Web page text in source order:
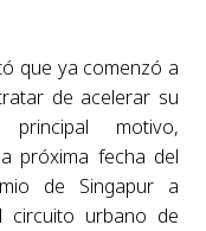
que ya comenzó a
de acelerar su
motivo,
próxima fecha del
de Singapur a
urbano de